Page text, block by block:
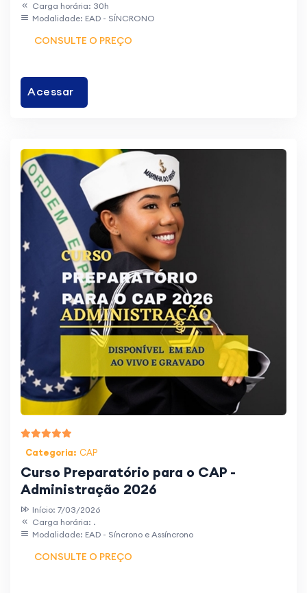
Carga horária: 30h
Modalidade: EAD - SÍNCRONO
CONSULTE O PREÇO
Acessar
Categoria: CAP
Curso Preparatório para o CAP -
Administração 2026
Início: 7/03/2026
Carga horária: .
Modalidade: EAD - Síncrono e Assíncrono
CONSULTE O PREÇO